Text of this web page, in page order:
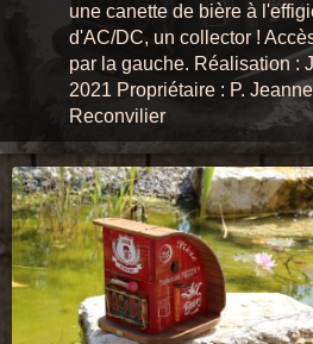
une canette de bière à
d'AC/DC, un collector !
par la gauche. Réalisation :
2021 Propriétaire : P.
Reconvilier